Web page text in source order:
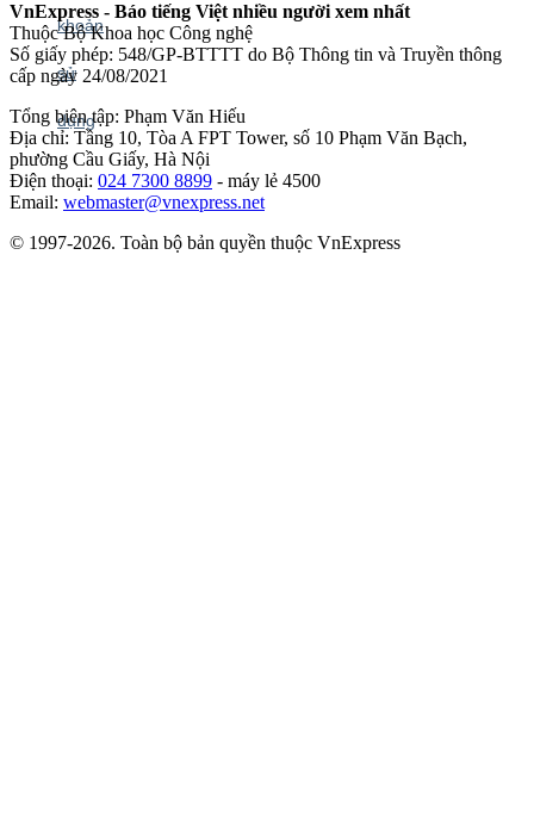
VnExpress - Báo tiếng Việt nhiều người xem nhất
Thuộc Bộ Khoa học Công nghệ
Số giấy phép: 548/GP-BTTTT do Bộ Thông tin và Truyền thông
cấp ngày 24/08/2021
Tổng biên tập: Phạm Văn Hiếu
Địa chỉ: Tầng 10, Tòa A FPT Tower, số 10 Phạm Văn Bạch,
phường Cầu Giấy, Hà Nội
Điện thoại: 024 7300 8899 - máy lẻ 4500
Email: webmaster@vnexpress.net
© 1997-2026. Toàn bộ bản quyền thuộc VnExpress